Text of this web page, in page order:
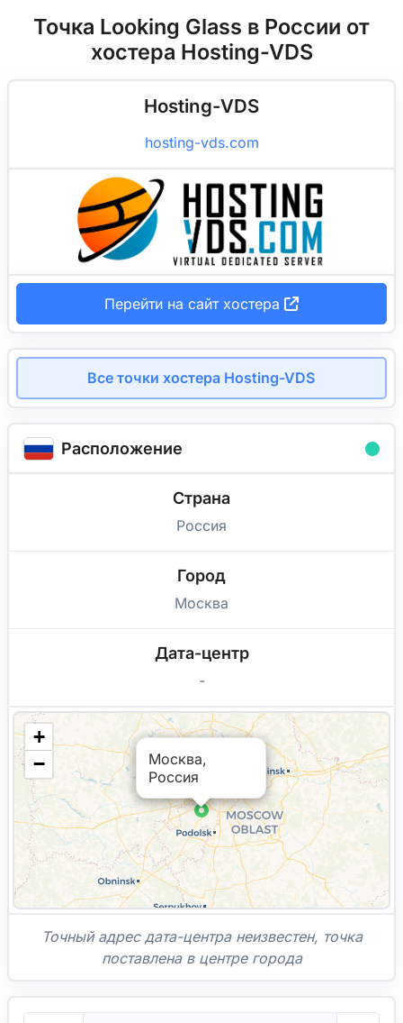
Точка Looking Glass в России от
хостера Hosting-VDS
Hosting-VDS
hosting-vds.com
Перейти на сайт хостера
Все точки хостера Hosting-VDS
Расположение
Страна
Россия
Город
Москва
Дата-центр
-
Москва,
Россия
+
−
Точный адрес дата-центра неизвестен, точка
поставлена в центре города